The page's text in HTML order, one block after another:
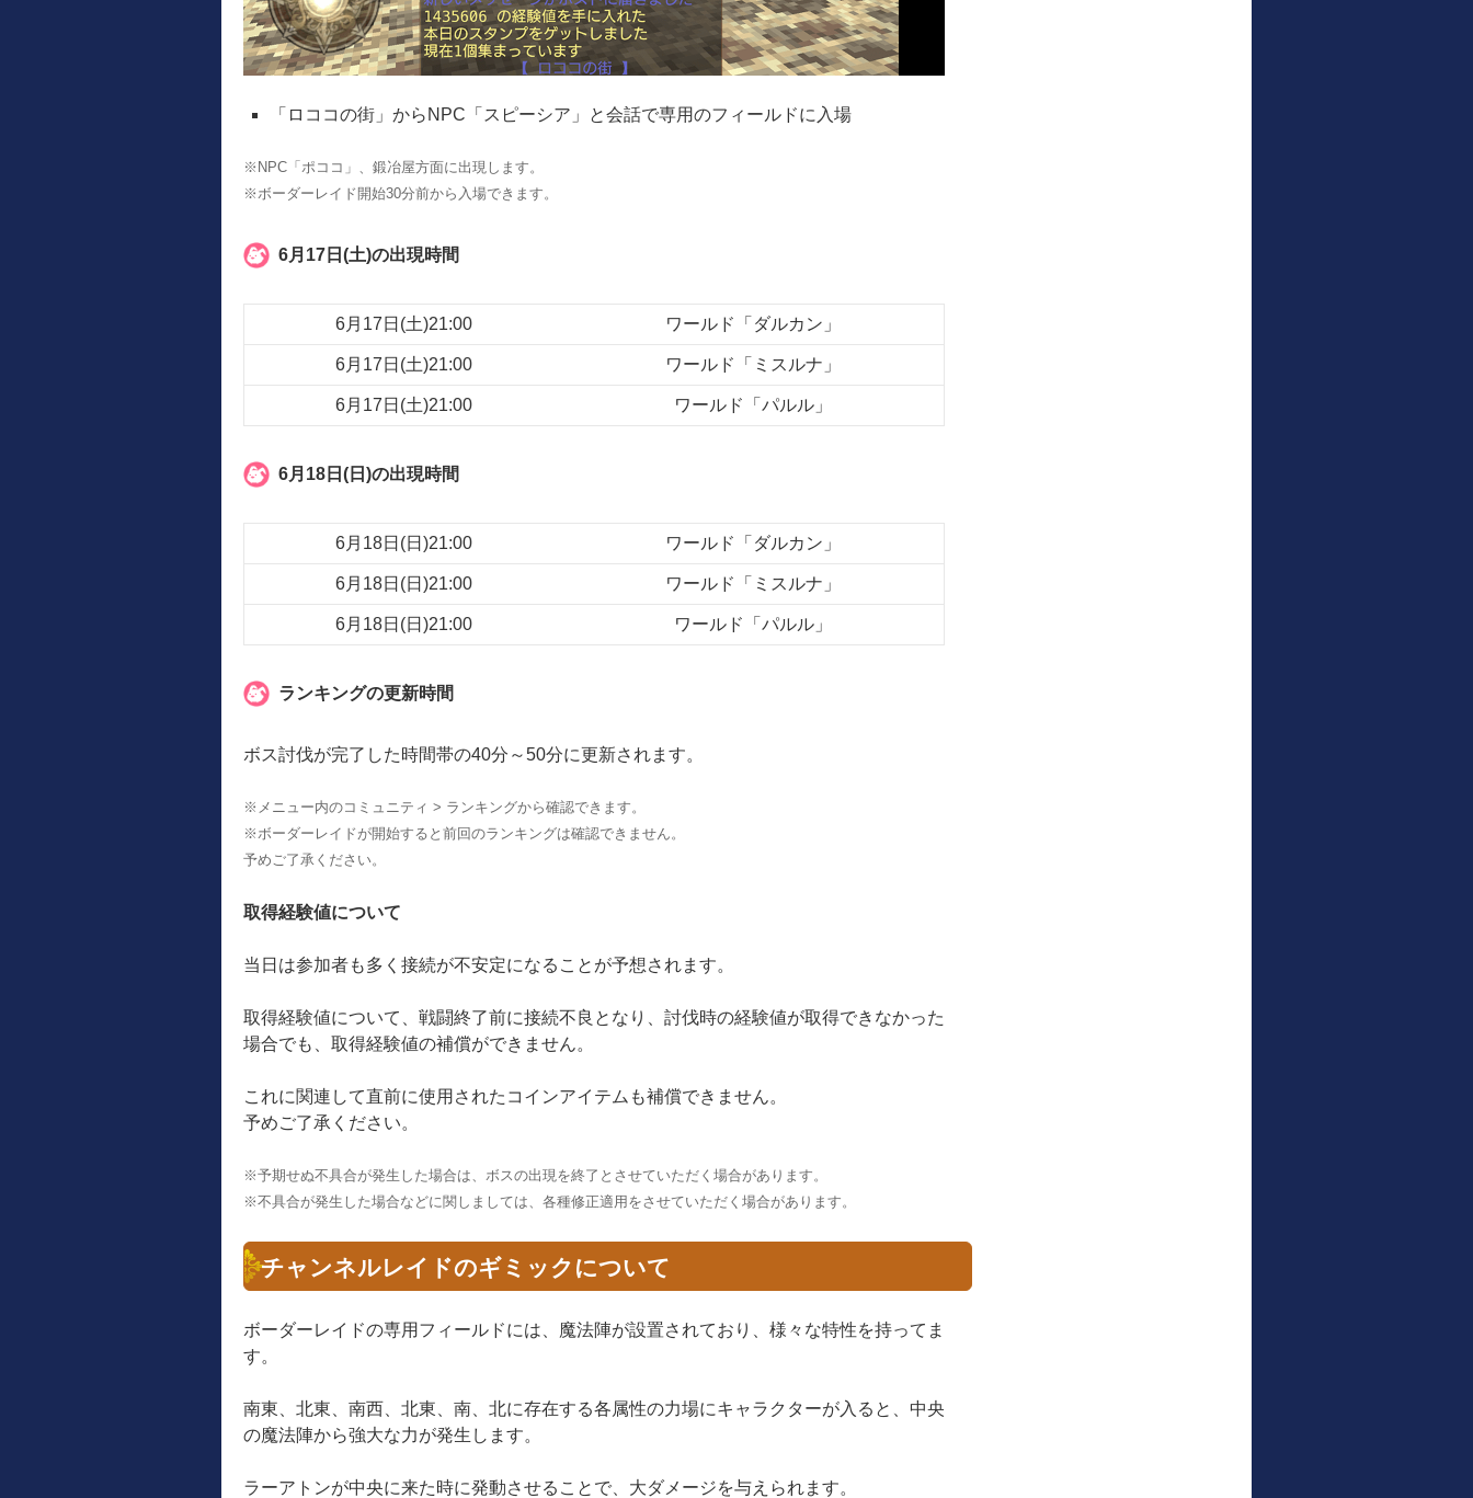
「ロココの街」からNPC「スピーシア」と会話で専用のフィールドに入場
※NPC「ポココ」、鍛冶屋方面に出現します。
※ボーダーレイド開始30分前から入場できます。
6月17日(土)の出現時間
6月17日(土)21:00 ワールド「ダルカン」
6月17日(土)21:00 ワールド「ミスルナ」
6月17日(土)21:00 ワールド「パルル」
6月18日(日)の出現時間
6月18日(日)21:00 ワールド「ダルカン」
6月18日(日)21:00 ワールド「ミスルナ」
6月18日(日)21:00 ワールド「パルル」
ランキングの更新時間
ボス討伐が完了した時間帯の40分～50分に更新されます。
※メニュー内のコミュニティ > ランキングから確認できます。
※ボーダーレイドが開始すると前回のランキングは確認できません。
予めご了承ください。
取得経験値について
当日は参加者も多く接続が不安定になることが予想されます。
取得経験値について、戦闘終了前に接続不良となり、討伐時の経験値が取得できなかった
場合でも、取得経験値の補償ができません。
これに関連して直前に使用されたコインアイテムも補償できません。
予めご了承ください。
※予期せぬ不具合が発生した場合は、ボスの出現を終了とさせていただく場合があります。
※不具合が発生した場合などに関しましては、各種修正適用をさせていただく場合があります。
チャンネルレイドのギミックについて
ボーダーレイドの専用フィールドには、魔法陣が設置されており、様々な特性を持ってま
す。
南東、北東、南西、北東、南、北に存在する各属性の力場にキャラクターが入ると、中央
の魔法陣から強大な力が発生します。
ラーアトンが中央に来た時に発動させることで、大ダメージを与えられます。